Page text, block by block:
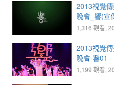
2013視覺
晚會_響(宣
1,316 觀看,
2013視覺
晚會-響01
1,199 觀看,